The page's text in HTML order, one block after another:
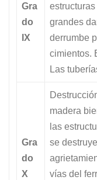
Gra
do
IX
grandes
derrumbe
cimientos.
Las
Gra
do
X
madera
las
se
vías del